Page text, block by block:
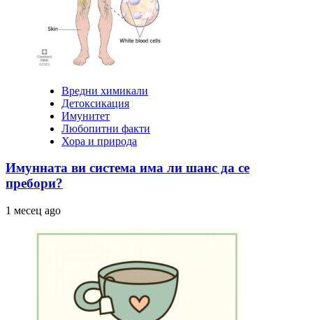
Вредни химикали
Детоксикация
Имунитет
Любопитни факти
Хора и природа
Имунната ви система има ли шанс да се
пребори?
1 месец ago